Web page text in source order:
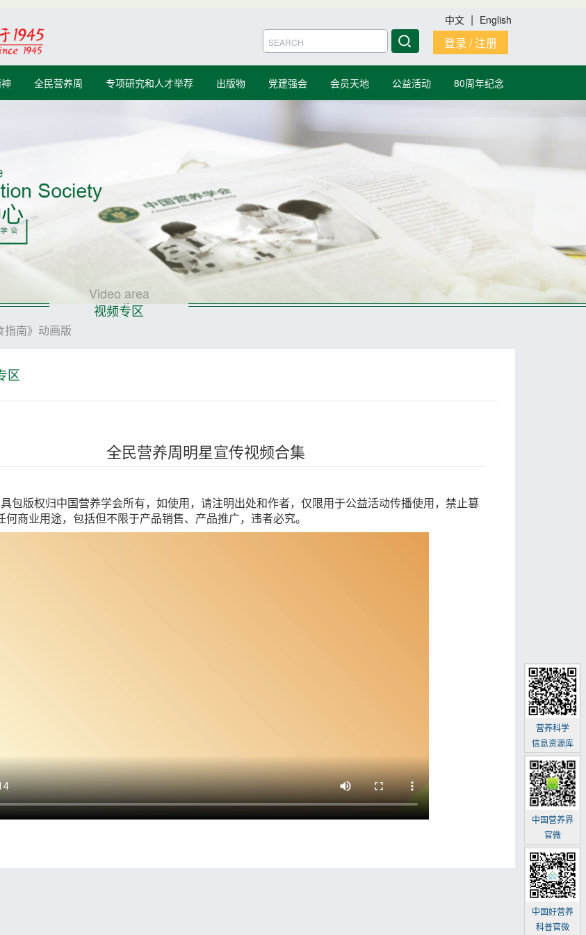
中文 | English
登录 / 注册
全民营养周 专项研究和人才举荐 出版物 党建强会 会员天地 公益活动 80周年纪念
Video area
视频专区
指南》动画版
区
全民营养周明星宣传视频合集
包版权归中国营养学会所有，如使用，请注明出处和作者，仅限用于公益活动传播使用，禁止篡
何商业用途，包括但不限于产品销售、产品推广，违者必究。
营养科学
信息资源库
中国营养界
官微
中国好营养
科普官微